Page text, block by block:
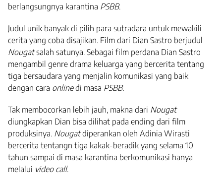
berlangsungnya karantina PSBB.
Judul unik banyak di pilih para sutradara untuk mewakili
cerita yang coba disajikan. Film dari Dian Sastro berjudul
Nougatsalah satunya. Sebagai film perdana Dian Sastro
mengambil genre drama keluarga yang bercerita tentang
tiga bersaudara yang menjalin komunikasi yang baik
dengan cara onlinedi masa PSBB.
Tak membocorkan lebih jauh, makna dari Nougat
diungkapkan Dian bisa dilihat pada ending dari film
produksinya. Nougatdiperankan oleh Adinia Wirasti
bercerita tentangn tiga kakak-beradik yang selama 10
tahun sampai di masa karantina berkomunikasi hanya
melalui video call.